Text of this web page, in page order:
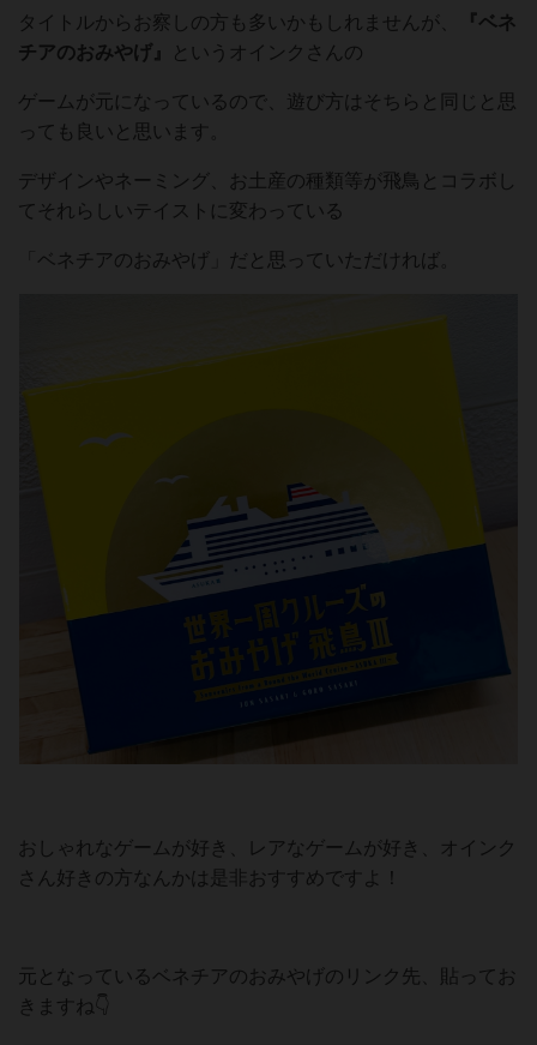
タイトルからお察しの方も多いかもしれませんが、
『ベネ
チアのおみやげ』
というオインクさんの
ゲームが元になっているので、遊び方はそちらと同じと思
っても良いと思います。
デザインやネーミング、お土産の種類等が飛鳥とコラボし
てそれらしいテイストに変わっている
「ベネチアのおみやげ」だと思っていただければ。
おしゃれなゲームが好き、レアなゲームが好き、オインク
さん好きの方なんかは是非おすすめですよ！
元となっているベネチアのおみやげのリンク先、貼ってお
きますね👇